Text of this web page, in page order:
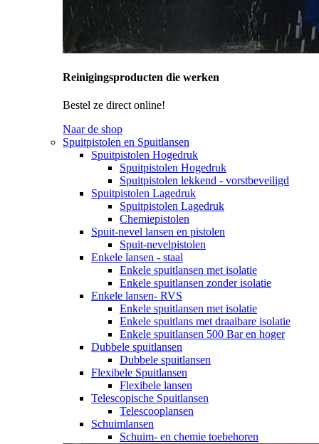
Reinigingsproducten die werken
Bestel ze direct online!
Naar de shop
Spuitpistolen en Spuitlansen
Spuitpistolen Hogedruk
Spuitpistolen Hogedruk
Spuitpistolen lekkend - vorstbeveiligd
Spuitpistolen Lagedruk
Spuitpistolen Lagedruk
Chemiepistolen
Spuit-nevel lansen en pistolen
Spuit-nevelpistolen
Enkele lansen - staal
Enkele spuitlansen met isolatie
Enkele spuitlansen zonder isolatie
Enkele lansen- RVS
Enkele spuitlansen met isolatie
Enkele spuitlans met draaibare isolatie
Enkele spuitlansen 500 Bar en hoger
Dubbele spuitlansen
Dubbele spuitlansen
Flexibele Spuitlansen
Flexibele lansen
Telescopische Spuitlansen
Telescooplansen
Schuimlansen
Schuim- en chemie toebehoren